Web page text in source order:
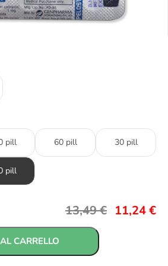
pill 60 pill 30 pill
pill
13,49€ 11,24€
CARRELLO